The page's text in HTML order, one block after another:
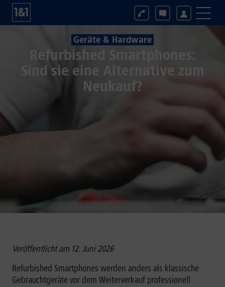
Geräte & Hardware
Refurbished Smartphones:
Sind sie eine Alternative zum
Neukauf?
Veröffentlicht am 12. Juni 2026
Refurbished Smartphones werden anders als klassische
Gebrauchtgeräte vor dem Weiterverkauf professionell